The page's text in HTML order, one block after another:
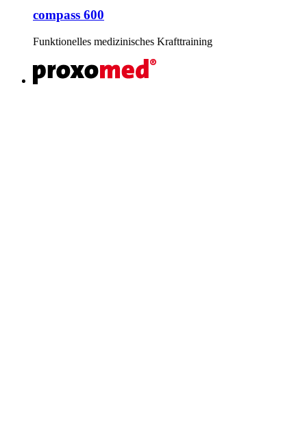
compass 600
Funktionelles medizinisches Krafttraining